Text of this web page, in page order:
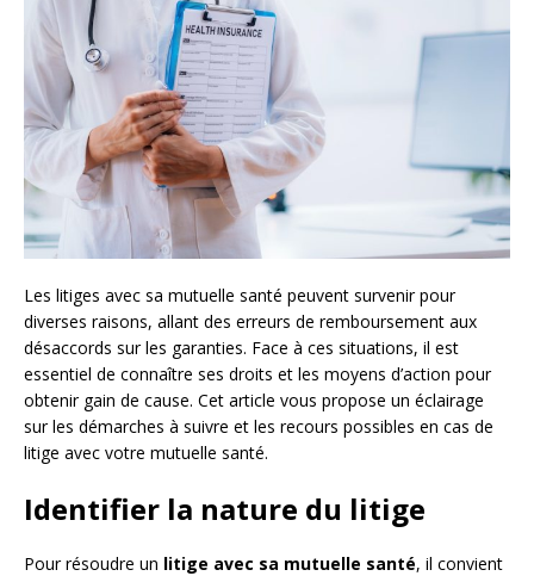
Les litiges avec sa mutuelle santé peuvent survenir pour
diverses raisons, allant des erreurs de remboursement aux
désaccords sur les garanties. Face à ces situations, il est
essentiel de connaître ses droits et les moyens d’action pour
obtenir gain de cause. Cet article vous propose un éclairage
sur les démarches à suivre et les recours possibles en cas de
litige avec votre mutuelle santé.
Identifier la nature du litige
Pour résoudre un litige avec sa mutuelle santé, il convient